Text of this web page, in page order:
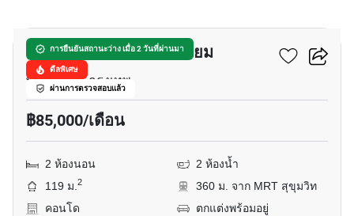
การยืนยันสถานะว่าง เมื่อ 2 วันที่ผ่านมา
ดีลพิเศษ
ผ่านการตรวจสอบแล้ว
สุขุมวิท เฮ้าส์ คอนโดมิเนียม
พร้อมพงษ์, กรุงเทพ
฿85,000/เดือน
2 ห้องนอน
2 ห้องน้ำ
119 ม.2
360 ม. จาก MRT สุขุมวิท
คอนโด
ตกแต่งพร้อมอยู่